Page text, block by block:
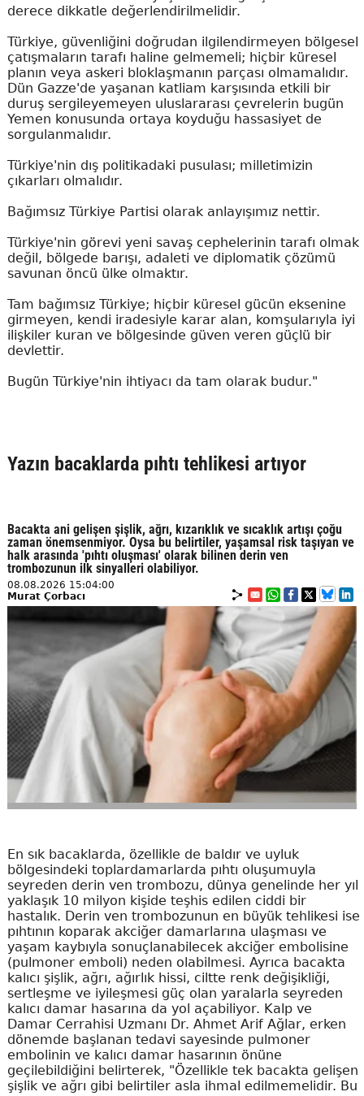
derece dikkatle değerlendirilmelidir.
Türkiye, güvenliğini doğrudan ilgilendirmeyen bölgesel
çatışmaların tarafı haline gelmemeli; hiçbir küresel
planın veya askeri bloklaşmanın parçası olmamalıdır.
Dün Gazze'de yaşanan katliam karşısında etkili bir
duruş sergileyemeyen uluslararası çevrelerin bugün
Yemen konusunda ortaya koyduğu hassasiyet de
sorgulanmalıdır.
Türkiye'nin dış politikadaki pusulası; milletimizin
çıkarları olmalıdır.
Bağımsız Türkiye Partisi olarak anlayışımız nettir.
Türkiye'nin görevi yeni savaş cephelerinin tarafı olmak
değil, bölgede barışı, adaleti ve diplomatik çözümü
savunan öncü ülke olmaktır.
Tam bağımsız Türkiye; hiçbir küresel gücün eksenine
girmeyen, kendi iradesiyle karar alan, komşularıyla iyi
ilişkiler kuran ve bölgesinde güven veren güçlü bir
devlettir.
Bugün Türkiye'nin ihtiyacı da tam olarak budur."
Yazın bacaklarda pıhtı tehlikesi artıyor
Bacakta ani gelişen şişlik, ağrı, kızarıklık ve sıcaklık artışı çoğu
zaman önemsenmiyor. Oysa bu belirtiler, yaşamsal risk taşıyan ve
halk arasında 'pıhtı oluşması' olarak bilinen derin ven
trombozunun ilk sinyalleri olabiliyor.
08.08.2026 15:04:00
Murat Çorbacı
En sık bacaklarda, özellikle de baldır ve uyluk
bölgesindeki toplardamarlarda pıhtı oluşumuyla
seyreden derin ven trombozu, dünya genelinde her yıl
yaklaşık 10 milyon kişide teşhis edilen ciddi bir
hastalık. Derin ven trombozunun en büyük tehlikesi ise
pıhtının koparak akciğer damarlarına ulaşması ve
yaşam kaybıyla sonuçlanabilecek akciğer embolisine
(pulmoner emboli) neden olabilmesi. Ayrıca bacakta
kalıcı şişlik, ağrı, ağırlık hissi, ciltte renk değişikliği,
sertleşme ve iyileşmesi güç olan yaralarla seyreden
kalıcı damar hasarına da yol açabiliyor. Kalp ve
Damar Cerrahisi Uzmanı Dr. Ahmet Arif Ağlar, erken
dönemde başlanan tedavi sayesinde pulmoner
embolinin ve kalıcı damar hasarının önüne
geçilebildiğini belirterek, "Özellikle tek bacakta gelişen
şişlik ve ağrı gibi belirtiler asla ihmal edilmemelidir. Bu